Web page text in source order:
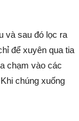
và sau đó lọc ra
để xuyên qua tia
chạm vào các
chúng xuống